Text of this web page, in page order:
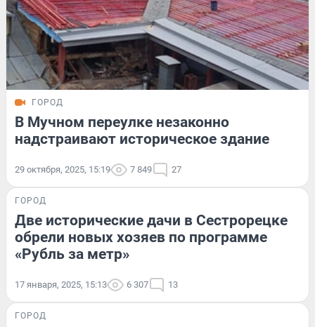
ГОРОД
В Мучном переулке незаконно
надстраивают историческое здание
29 октября, 2025, 15:19 7 849 27
ГОРОД
Две исторические дачи в Сестрорецке
обрели новых хозяев по программе
«Рубль за метр»
17 января, 2025, 15:13 6 307 13
ГОРОД